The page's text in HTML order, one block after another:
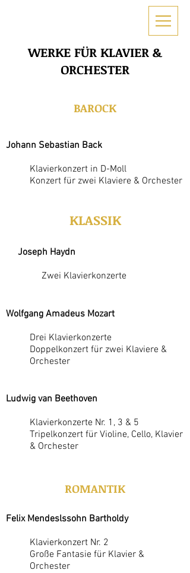
WERKE FÜR KLAVIER &
ORCHESTER
BAROCK
Johann Sebastian Back
Klavierkonzert in D-Moll
Konzert für zwei Klaviere & Orchester
KLASSIK
Joseph Haydn
Zwei Klavierkonzerte
Wolfgang Amadeus Mozart
Drei Klavierkonzerte
Doppelkonzert für zwei Klaviere &
Orchester
Ludwig van Beethoven
Klavierkonzerte Nr. 1, 3 & 5
Tripelkonzert für Violine, Cello, Klavier
& Orchester
ROMANTIK
Felix Mendeslssohn Bartholdy
Klavierkonzert Nr. 2
Große Fantasie für Klavier &
Orchester